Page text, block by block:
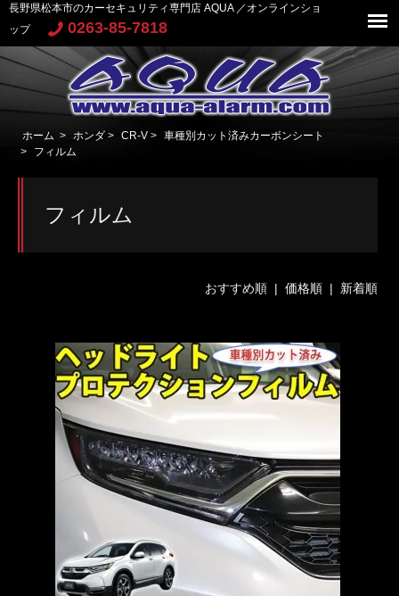
長野県松本市のカーセキュリティ専門店 AQUA ／オンラインショ
ップ
0263-85-7818
ホーム > ホンダ > CR-V > 車種別カット済みカーボンシート
>
フィルム
フィルム
おすすめ順 | 価格順| 新着順